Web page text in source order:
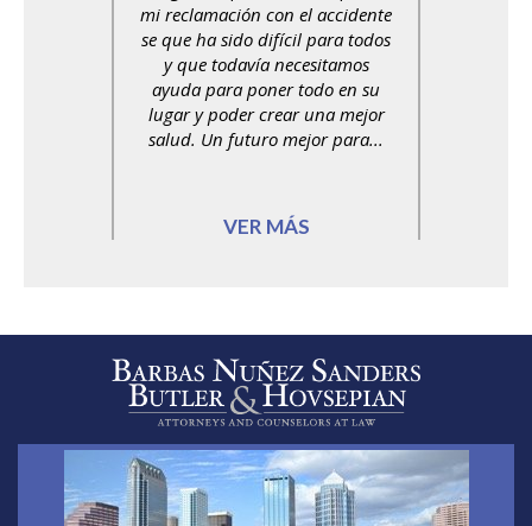
mi reclamación con el accidente
se que ha sido difícil para todos
y que todavía necesitamos
ayuda para poner todo en su
lugar y poder crear una mejor
salud. Un futuro mejor para...
VER MÁS